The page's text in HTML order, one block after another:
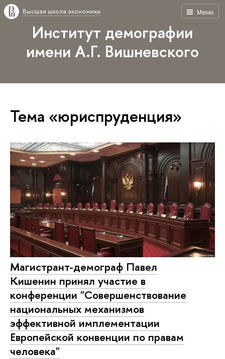
Меню
Высшая школа экономики
Институт демографии
имени А.Г. Вишневского
Тема «юриспруденция»
Магистрант-демограф Павел
Кишенин принял участие в
конференции "Совершенствование
национальных механизмов
эффективной имплементации
Европейской конвенции по правам
человека"